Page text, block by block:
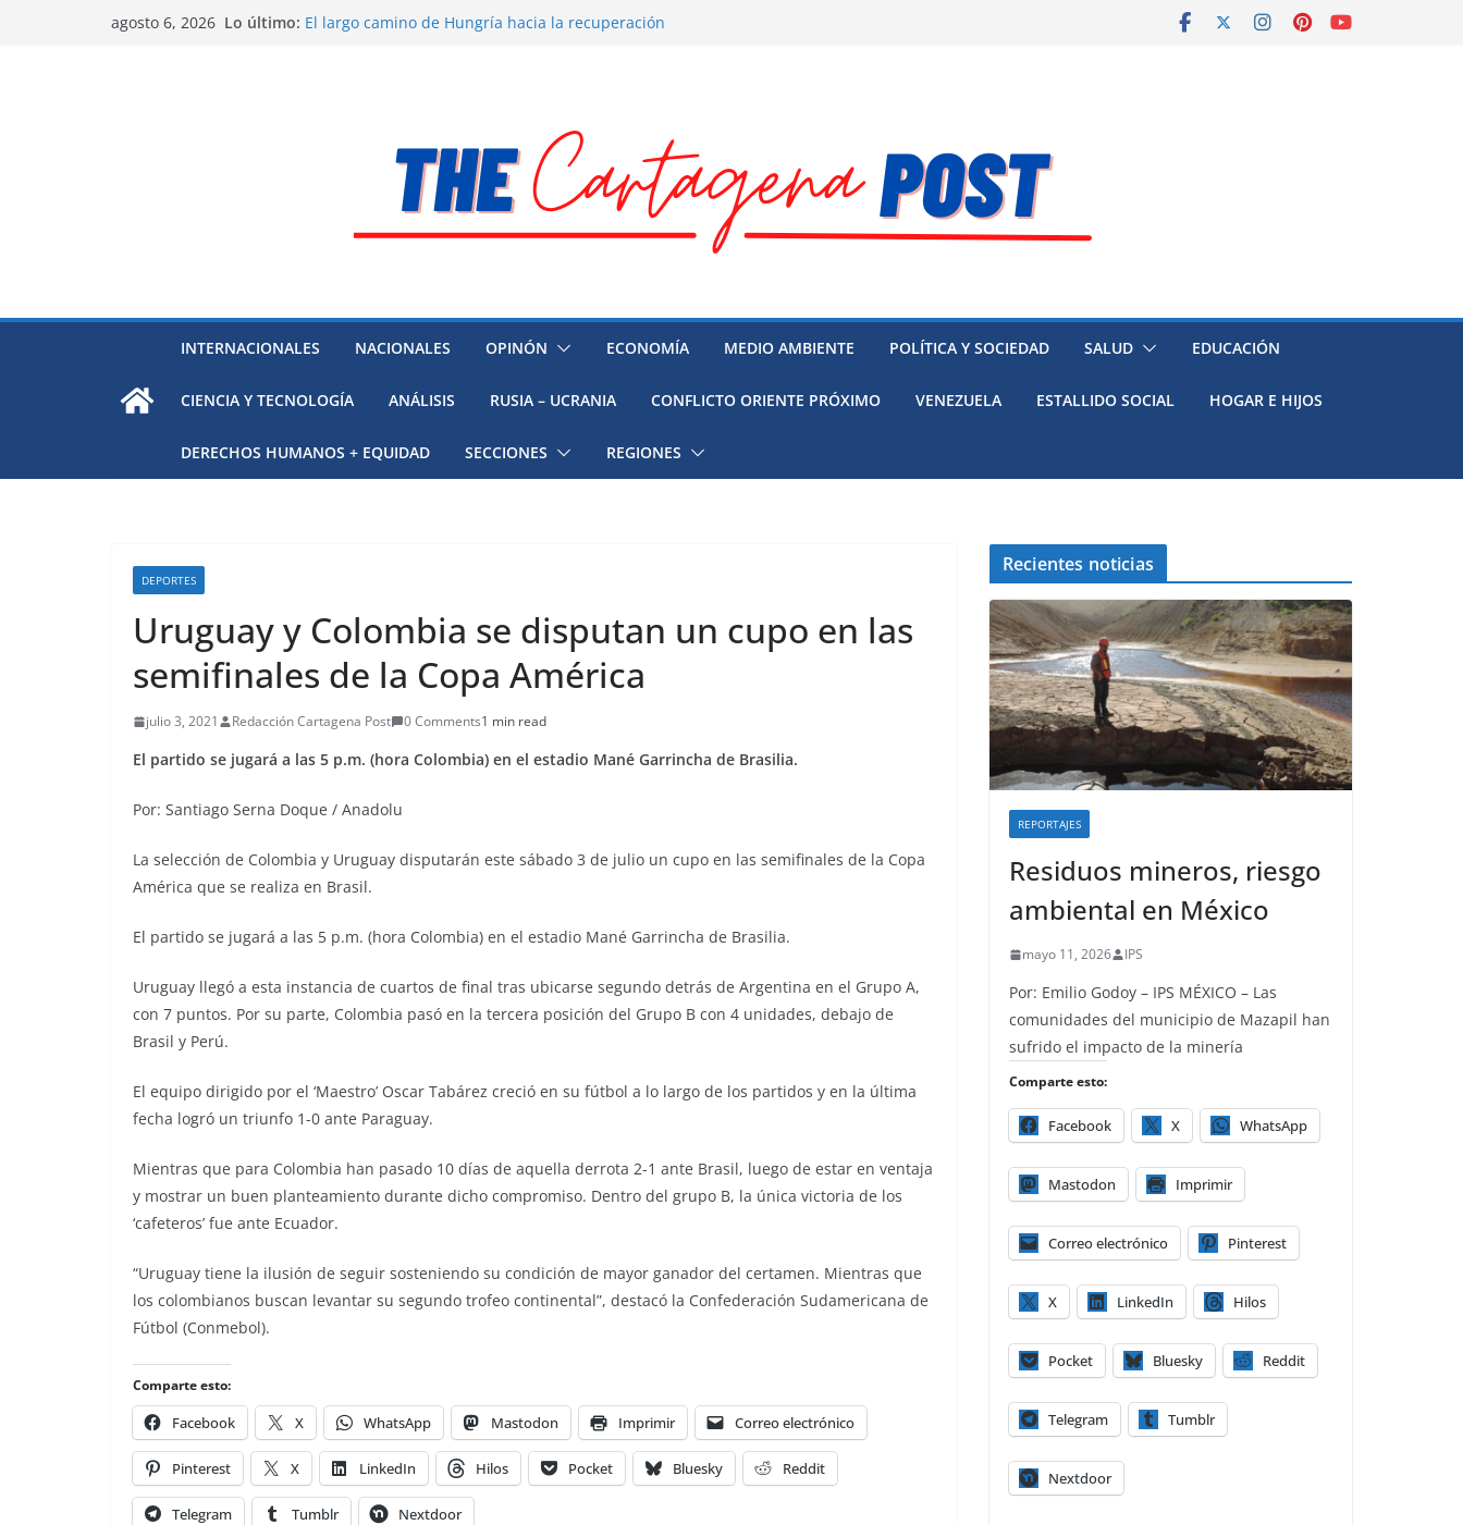
agosto 6, 2026 Lo último: El largo camino de Hungría hacia la recuperación
El océano Pacífico bajo presión y su región finalmente
respaldada con pruebas
INTERNACIONALES NACIONALES OPINÓN ECONOMÍA MEDIO AMBIENTE POLÍTICA Y SOCIEDAD SALUD EDUCACIÓN
CIENCIA Y TECNOLOGÍA ANÁLISIS RUSIA – UCRANIA CONFLICTO ORIENTE PRÓXIMO VENEZUELA ESTALLIDO SOCIAL HOGAR E HIJOS
DERECHOS HUMANOS + EQUIDAD SECCIONES REGIONES
DEPORTES
Uruguay y Colombia se disputan un cupo en las
semifinales de la Copa América
julio 3, 2021 Redacción Cartagena Post 0 Comments1 min read
El partido se jugará a las 5 p.m. (hora Colombia) en el estadio Mané Garrincha de Brasilia.
Por: Santiago Serna Doque / Anadolu
La selección de Colombia y Uruguay disputarán este sábado 3 de julio un cupo en las semifinales de la Copa
América que se realiza en Brasil.
El partido se jugará a las 5 p.m. (hora Colombia) en el estadio Mané Garrincha de Brasilia.
Uruguay llegó a esta instancia de cuartos de final tras ubicarse segundo detrás de Argentina en el Grupo A,
con 7 puntos. Por su parte, Colombia pasó en la tercera posición del Grupo B con 4 unidades, debajo de
Brasil y Perú.
El equipo dirigido por el ‘Maestro’ Oscar Tabárez creció en su fútbol a lo largo de los partidos y en la última
fecha logró un triunfo 1-0 ante Paraguay.
Mientras que para Colombia han pasado 10 días de aquella derrota 2-1 ante Brasil, luego de estar en ventaja
y mostrar un buen planteamiento durante dicho compromiso. Dentro del grupo B, la única victoria de los
‘cafeteros’ fue ante Ecuador.
“Uruguay tiene la ilusión de seguir sosteniendo su condición de mayor ganador del certamen. Mientras que
los colombianos buscan levantar su segundo trofeo continental”, destacó la Confederación Sudamericana de
Fútbol (Conmebol).
Comparte esto:
Facebook X WhatsApp Mastodon Imprimir Correo electrónico
Pinterest X LinkedIn Hilos Pocket Bluesky Reddit
Telegram Tumblr Nextdoor
Recientes noticias
REPORTAJES
Residuos mineros, riesgo
ambiental en México
mayo 11, 2026 IPS
Por: Emilio Godoy – IPS MÉXICO – Las
comunidades del municipio de Mazapil han
sufrido el impacto de la minería
Comparte esto:
Facebook X WhatsApp
Mastodon Imprimir
Correo electrónico Pinterest
X LinkedIn Hilos
Pocket Bluesky Reddit
Telegram Tumblr
Nextdoor